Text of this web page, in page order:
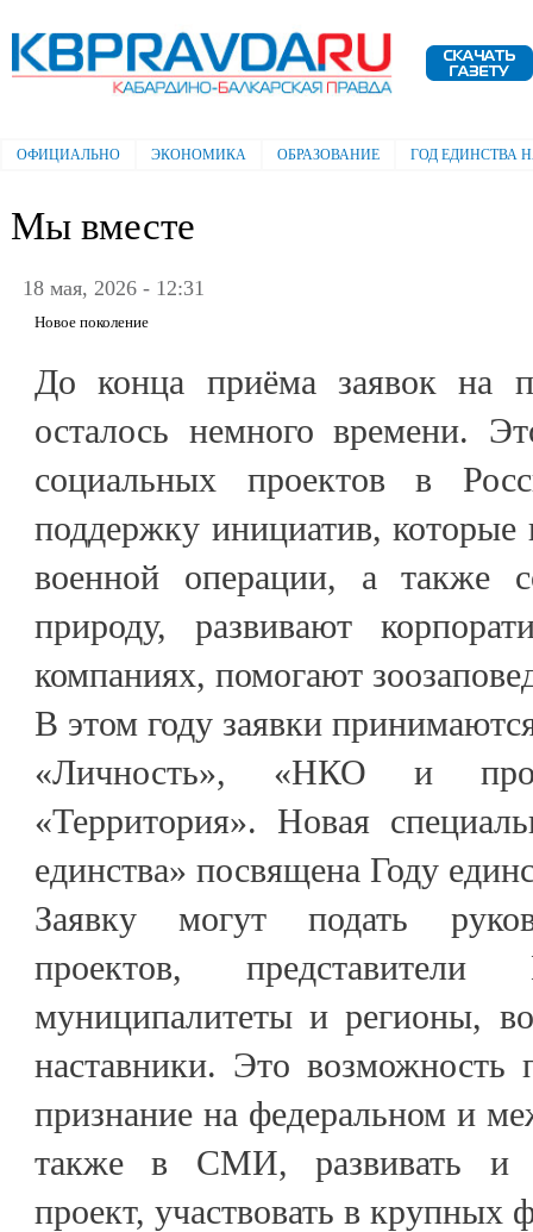
Электронная газета "Кабардино-
Балкарская правда"
Главное меню
ОФИЦИАЛЬНО ЭКОНОМИКА ОБРАЗОВАНИЕ ГОД ЕДИНСТВА
Мы вместе
18 мая, 2026 - 12:31
Новое поколение
До конца приёма заявок
осталось немного времени.
социальных проектов в
поддержку инициатив,
военной операции, а также
природу, развивают
компаниях, помогают
В этом году заявки
«Личность», «НКО и
«Территория». Новая
единства» посвящена Году
Заявку могут подать
проектов,
муниципалитеты и регионы,
наставники. Это возможность
признание на федеральном и
также в СМИ, развивать и
проект, участвовать в крупных